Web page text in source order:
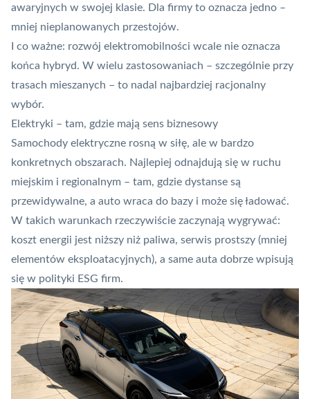
awaryjnych w swojej klasie. Dla firmy to oznacza jedno –
mniej nieplanowanych przestojów.
I co ważne: rozwój elektromobilności wcale nie oznacza
końca hybryd. W wielu zastosowaniach – szczególnie przy
trasach mieszanych – to nadal najbardziej racjonalny
wybór.
Elektryki – tam, gdzie mają sens biznesowy
Samochody elektryczne rosną w siłę, ale w bardzo
konkretnych obszarach. Najlepiej odnajdują się w ruchu
miejskim i regionalnym – tam, gdzie dystanse są
przewidywalne, a auto wraca do bazy i może się ładować.
W takich warunkach rzeczywiście zaczynają wygrywać:
koszt energii jest niższy niż paliwa, serwis prostszy (mniej
elementów eksploatacyjnych), a same auta dobrze wpisują
się w polityki ESG firm.